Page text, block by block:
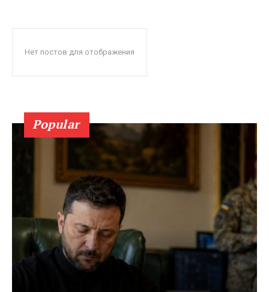
Нет постов для отображения
Popular